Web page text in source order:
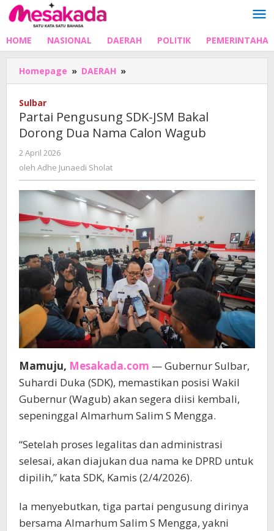
Lewati
ke
HOME NASIONAL DAERAH POLITIK
Homepage » DAERAH »
Pengusung
Bakal
Dorong
Sulbar
Partai Pengusung SDK-JSM Bakal
Dorong Dua Nama Calon Wagub
2 April 2026
Adhe
oleh Adhe Junaedi Sholat
Mamuju, Mesakada.com — Gubernur Sulbar,
Suhardi Duka (SDK), memastikan posisi Wakil
Gubernur (Wagub) akan segera diisi kembali,
sepeninggal Almarhum Salim S Mengga.
“Setelah proses legalitas dan administrasi
selesai, akan diajukan dua nama ke DPRD untuk
dipilih,” kata SDK, Kamis (2/4/2026).
Ia menyebutkan, tiga partai pengusung dirinya
bersama Almarhum Salim S Mengga, yakni